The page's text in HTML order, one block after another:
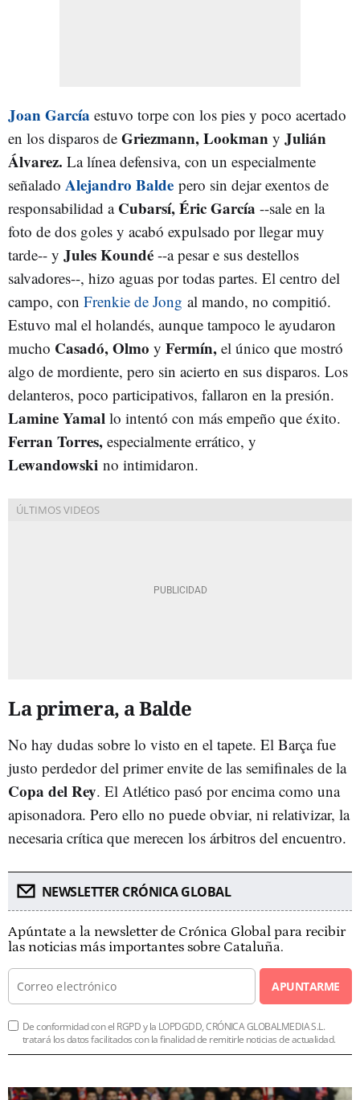
Joan García estuvo torpe con los pies y poco acertado
en los disparos de Griezmann, Lookman y Julián
Álvarez. La línea defensiva, con un especialmente
señalado Alejandro Balde pero sin dejar exentos de
responsabilidad a Cubarsí, Éric García --sale en la
foto de dos goles y acabó expulsado por llegar muy
tarde-- y Jules Koundé --a pesar e sus destellos
salvadores--, hizo aguas por todas partes. El centro del
campo, con Frenkie de Jong al mando, no compitió.
Estuvo mal el holandés, aunque tampoco le ayudaron
mucho Casadó, Olmo y Fermín, el único que mostró
algo de mordiente, pero sin acierto en sus disparos. Los
delanteros, poco participativos, fallaron en la presión.
Lamine Yamal lo intentó con más empeño que éxito.
Ferran Torres, especialmente errático, y
Lewandowski no intimidaron.
La primera, a Balde
No hay dudas sobre lo visto en el tapete. El Barça fue
justo perdedor del primer envite de las semifinales de la
Copa del Rey. El Atlético pasó por encima como una
apisonadora. Pero ello no puede obviar, ni relativizar, la
necesaria crítica que merecen los árbitros del encuentro.
NEWSLETTER CRÓNICA GLOBAL
Apúntate a la newsletter de Crónica Global para recibir
las noticias más importantes sobre Cataluña.
APUNTARME
De conformidad con el RGPD y la LOPDGDD, CRÓNICA GLOBALMEDIA S.L.
tratará los datos facilitados con la finalidad de remitirle noticias de actualidad.